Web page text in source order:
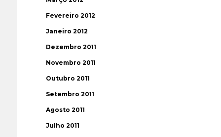
Fevereiro 2012
Janeiro 2012
Dezembro 2011
Novembro 2011
Outubro 2011
Setembro 2011
Agosto 2011
Julho 2011